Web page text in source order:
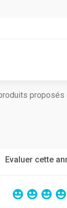
proposés
Evaluer cette